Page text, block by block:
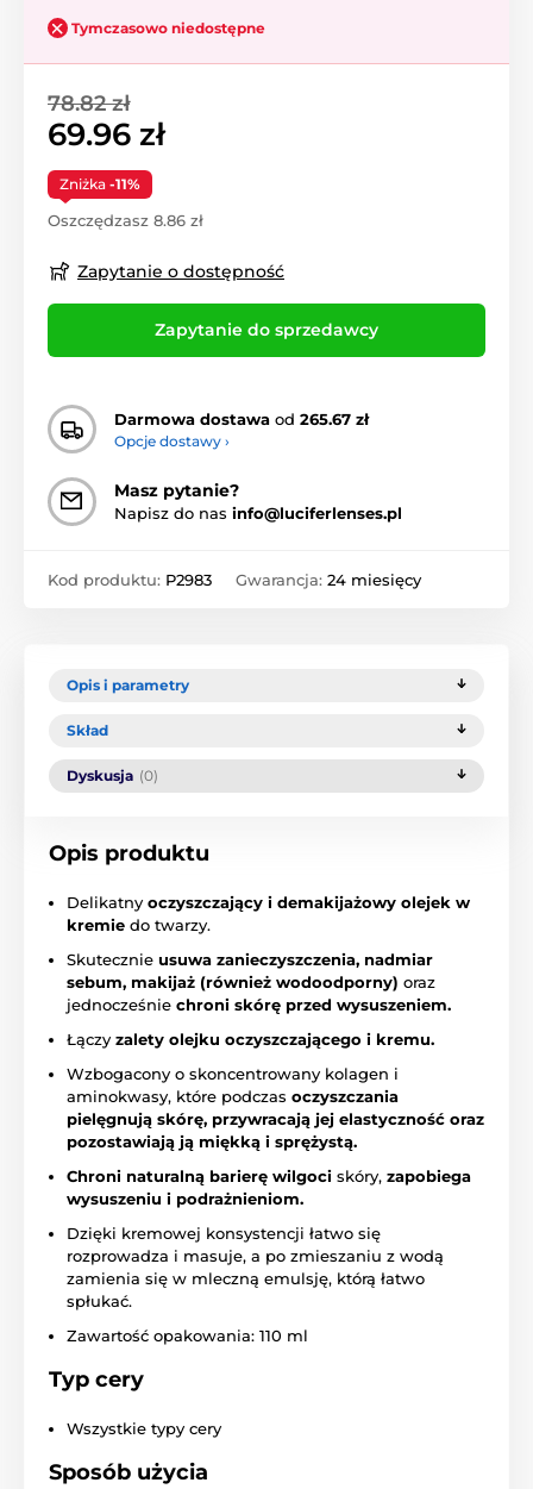
Tymczasowo niedostępne
78.82 zł
69.96 zł
Zniżka -11%
Oszczędzasz 8.86 zł
Zapytanie o dostępność
Zapytanie do sprzedawcy
Darmowa dostawa od 265.67 zł
Opcje dostawy ›
Masz pytanie?
Napisz do nas info@luciferlenses.pl
Kod produktu: P2983 Gwarancja: 24 miesięcy
Opis i parametry
Skład
Dyskusja (0)
Opis produktu
Delikatny oczyszczający i demakijażowy olejek w
kremie do twarzy.
Skutecznie usuwa zanieczyszczenia, nadmiar
sebum, makijaż (również wodoodporny) oraz
jednocześnie chroni skórę przed wysuszeniem.
Łączy zalety olejku oczyszczającego i kremu.
Wzbogacony o skoncentrowany kolagen i
aminokwasy, które podczas oczyszczania
pielęgnują skórę, przywracają jej elastyczność oraz
pozostawiają ją miękką i sprężystą.
Chroni naturalną barierę wilgoci skóry, zapobiega
wysuszeniu i podrażnieniom.
Dzięki kremowej konsystencji łatwo się
rozprowadza i masuje, a po zmieszaniu z wodą
zamienia się w mleczną emulsję, którą łatwo
spłukać.
Zawartość opakowania: 110 ml
Typ cery
Wszystkie typy cery
Sposób użycia